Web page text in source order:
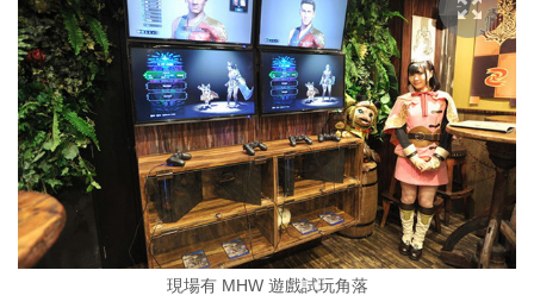
現場有 MHW 遊戲試玩角落